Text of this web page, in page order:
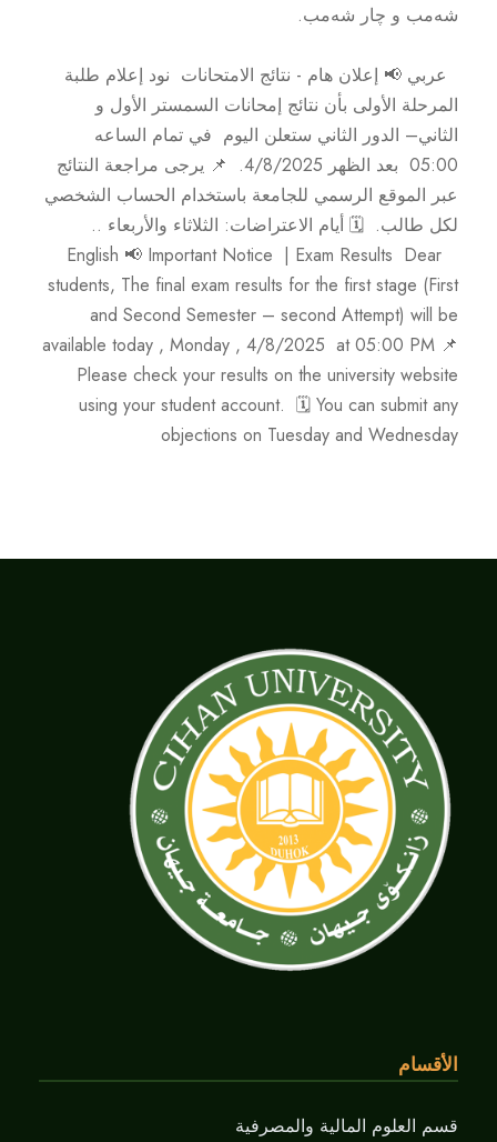
شەمب و چار شەمب.
عربي 📢 إعلان هام - نتائج الامتحانات نود إعلام طلبة
المرحلة الأولى بأن نتائج إمحانات السمستر الأول و
الثاني– الدور الثاني ستعلن اليوم في تمام الساعه
05:00 بعد الظهر 4/8/2025. 📌 يرجى مراجعة النتائج
عبر الموقع الرسمي للجامعة باستخدام الحساب الشخصي
لكل طالب. 🗓️ أيام الاعتراضات: الثلاثاء والأربعاء ..
English 📢 Important Notice | Exam Results Dear
students, The final exam results for the first stage (First
and Second Semester – second Attempt) will be
available today , Monday , 4/8/2025 at 05:00 PM 📌
Please check your results on the university website
using your student account. 🗓️ You can submit any
objections on Tuesday and Wednesday
الأقسام
قسم العلوم المالية والمصرفية